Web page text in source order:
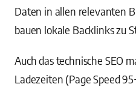
Daten in allen relevanten
bauen lokale Backlinks zu
Auch das technische SEO
Ladezeiten (Page Speed